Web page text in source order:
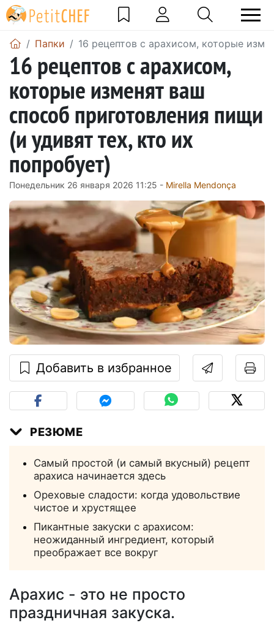
Папки 16 рецептов с арахисом, которые
16 рецептов с арахисом,
которые изменят ваш
способ приготовления пищи
(и удивят тех, кто их
попробует)
Понедельник 26 января 2026 11:25 - Mirella Mendonça
Добавить в избранное
РЕЗЮМЕ
Самый простой (и самый вкусный) рецепт
арахиса начинается здесь
Ореховые сладости: когда удовольствие
чистое и хрустящее
Пикантные закуски с арахисом:
неожиданный ингредиент, который
преображает все вокруг
Арахис - это не просто
праздничная закуска.